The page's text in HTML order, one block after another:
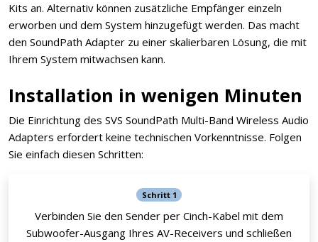
Kits an. Alternativ können zusätzliche Empfänger einzeln
erworben und dem System hinzugefügt werden. Das macht
den SoundPath Adapter zu einer skalierbaren Lösung, die mit
Ihrem System mitwachsen kann.
Installation in wenigen Minuten
Die Einrichtung des SVS SoundPath Multi-Band Wireless Audio
Adapters erfordert keine technischen Vorkenntnisse. Folgen
Sie einfach diesen Schritten:
Schritt 1
Verbinden Sie den Sender per Cinch-Kabel mit dem
Subwoofer-Ausgang Ihres AV-Receivers und schließen